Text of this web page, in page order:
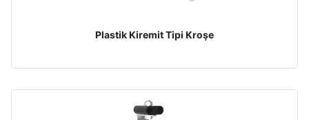
Plastik Kiremit Tipi Kroşe